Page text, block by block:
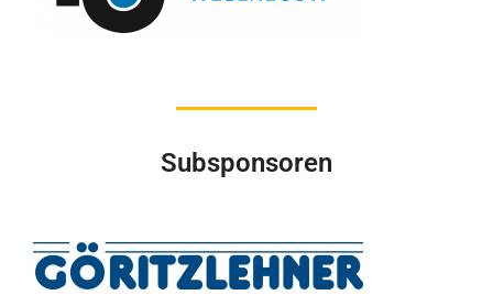
Subsponsoren